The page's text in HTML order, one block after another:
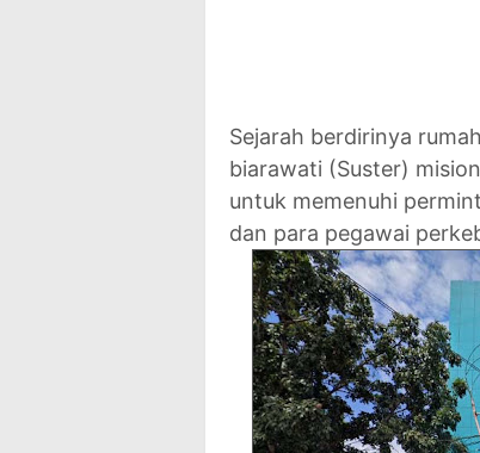
Sejarah berdirinya
biarawati (Suster)
untuk memenuhi
dan para pegawai